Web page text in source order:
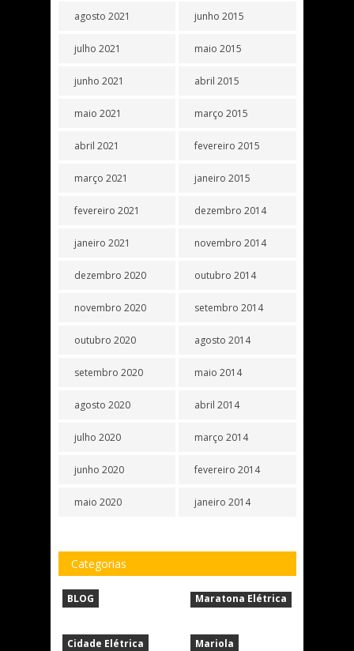
agosto 2021
julho 2021
junho 2021
maio 2021
abril 2021
março 2021
fevereiro 2021
janeiro 2021
dezembro 2020
novembro 2020
outubro 2020
setembro 2020
agosto 2020
julho 2020
junho 2020
maio 2020
junho 2015
maio 2015
abril 2015
março 2015
fevereiro 2015
janeiro 2015
dezembro 2014
novembro 2014
outubro 2014
setembro 2014
agosto 2014
maio 2014
abril 2014
março 2014
fevereiro 2014
janeiro 2014
Categorias
BLOG
Cidade Elétrica
Maratona Elétrica
Mariola